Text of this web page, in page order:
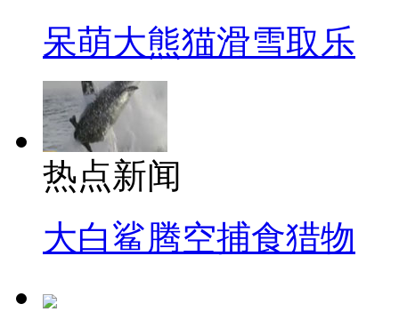
呆萌大熊猫滑雪取乐
热点新闻
大白鲨腾空捕食猎物